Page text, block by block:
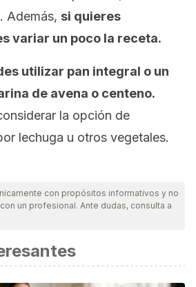
Además, si quieres
variar un poco la receta.
utilizar pan integral o un
de avena o centeno.
la opción de
lechuga u otros vegetales.
con propósitos informativos y no
un profesional. Ante dudas, consulta a